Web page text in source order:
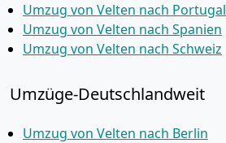
Umzug von Velten nach Portugal
Umzug von Velten nach Spanien
Umzug von Velten nach Schweiz
Umzüge-Deutschlandweit
Umzug von Velten nach Berlin